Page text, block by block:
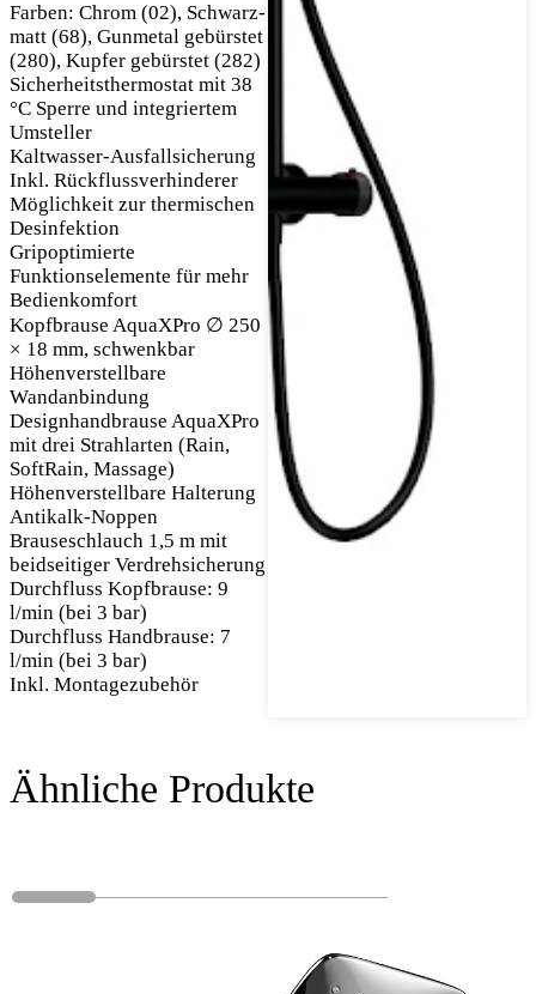
Farben: Chrom (02), Schwarz-
matt (68), Gunmetal gebürstet
(280), Kupfer gebürstet (282)
Sicherheitsthermostat mit 38
°C Sperre und integriertem
Umsteller
Kaltwasser-Ausfallsicherung
Inkl. Rückflussverhinderer
Möglichkeit zur thermischen
Desinfektion
Gripoptimierte
Funktionselemente für mehr
Bedienkomfort
Kopfbrause AquaXPro ∅ 250
× 18 mm, schwenkbar
Höhenverstellbare
Wandanbindung
Designhandbrause AquaXPro
mit drei Strahlarten (Rain,
SoftRain, Massage)
Höhenverstellbare Halterung
Antikalk-Noppen
Brauseschlauch 1,5 m mit
beidseitiger Verdrehsicherung
Durchfluss Kopfbrause: 9
l/min (bei 3 bar)
Durchfluss Handbrause: 7
l/min (bei 3 bar)
Inkl. Montagezubehör
Ähnliche Produkte